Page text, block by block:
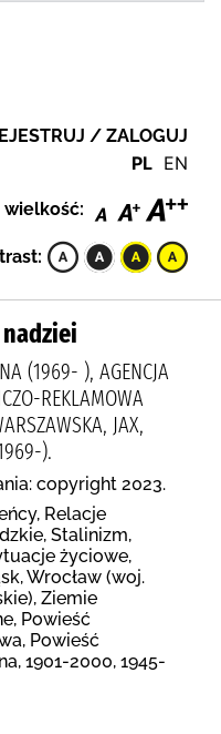
/ ZALOGUJ
PL EN
wielkość:
(1969- ), AGENCJA
REKLAMOWA
JAX,
).
copyright 2023.
Relacje
Stalinizm,
życiowe,
Wrocław (woj.
Ziemie
Powieść
Powieść
1901-2000, 1945-